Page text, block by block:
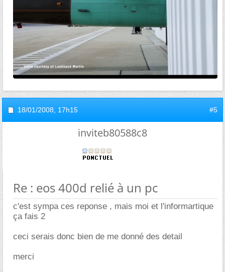
18/01/2008, 17h15 #5
inviteb80588c8
Re : eos 400d relié à un pc
c'est sympa ces reponse , mais moi et l'informartique
ça fais 2
ceci serais donc bien de me donné des detail
merci